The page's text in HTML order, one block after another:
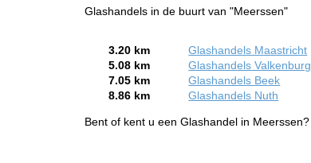
Glashandels in de buurt van "Meerssen"
3.20 km
Glashandels Maastricht
5.08 km
Glashandels Valkenburg
7.05 km
Glashandels Beek
8.86 km
Glashandels Nuth
Bent of kent u een Glashandel in Meerssen?